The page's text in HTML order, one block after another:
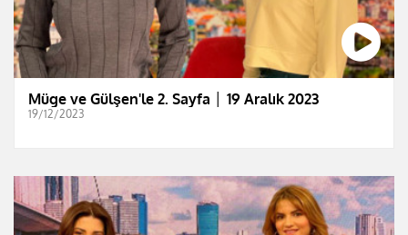
Müge ve Gülşen'le 2. Sayfa │ 19 Aralık 2023
19/12/2023